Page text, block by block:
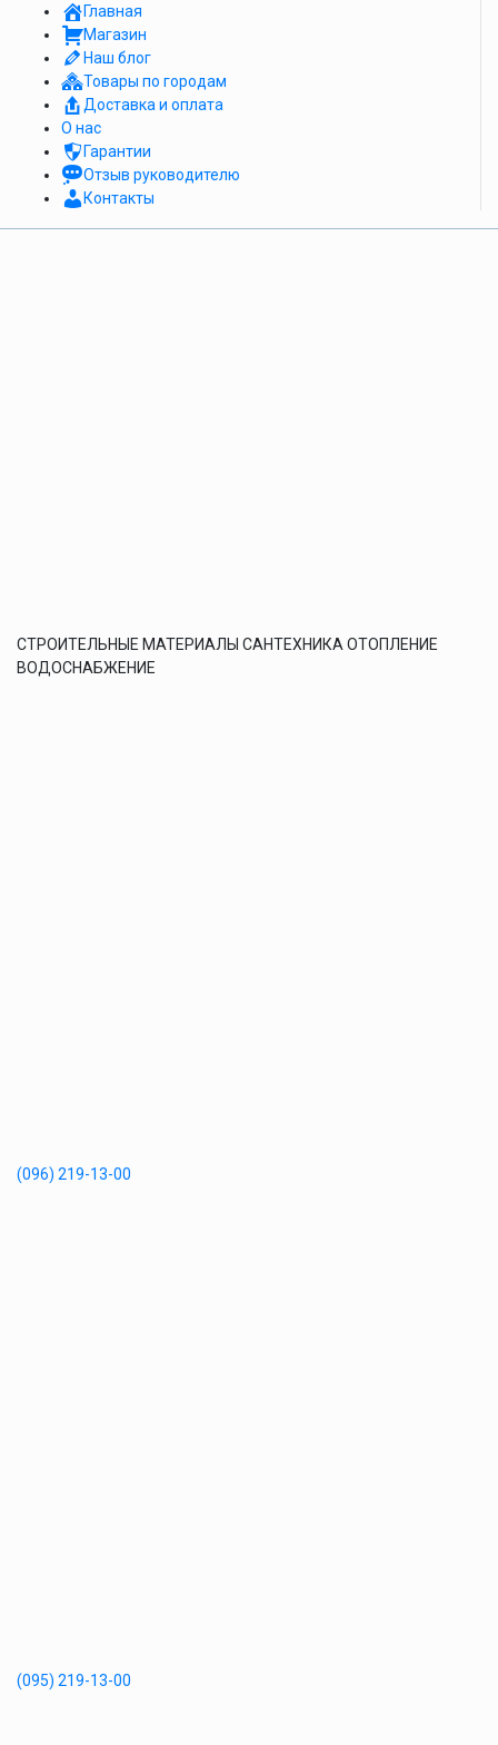
Главная
Магазин
Наш блог
Товары по городам
Доставка и оплата
О нас
Гарантии
Отзыв руководителю
Контакты
СТРОИТЕЛЬНЫЕ МАТЕРИАЛЫ САНТЕХНИКА ОТОПЛЕНИЕ
ВОДОСНАБЖЕНИЕ
(096) 219-13-00
(095) 219-13-00